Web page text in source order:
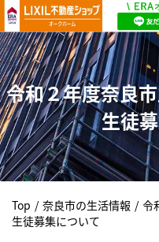
令和２年度奈良
生徒
Top / 奈良市の生活情報 / 令
生徒募集について